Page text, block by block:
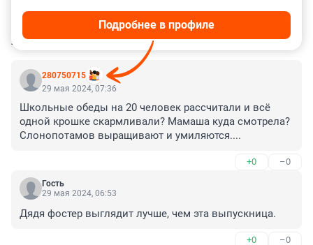
КОММЕНТАРИИ 48
280750715
Подробнее в профиле
29 мая 2024, 07:36
Школьные обеды на 20 человек рассчитали и всё
одной крошке скармливали? Мамаша куда смотрела?
Слонопотамов выращивают и умиляются....
+0 –0
Гость
29 мая 2024, 06:53
Дядя фостер выглядит лучше, чем эта выпускница.
+0 –0